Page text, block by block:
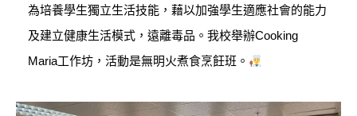
為培養學生獨立生活技能，藉以加強學生適應社會的能力
及建立健康生活模式，遠離毒品。我校舉辦Cooking
Maria工作坊，活動是無明火煮食烹飪班。